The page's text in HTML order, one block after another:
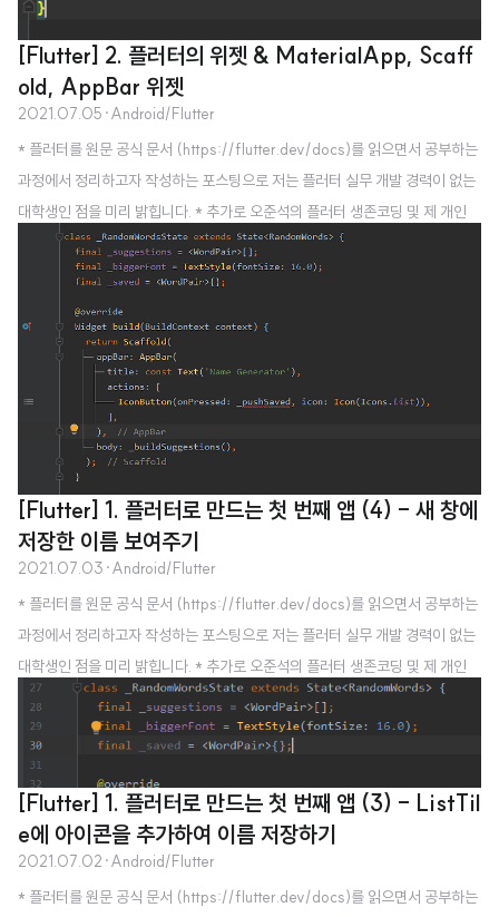
[Flutter] 2. 플러터의 위젯 & MaterialApp, Scaff
old, AppBar 위젯
2021.07.05 ·Android/Flutter
* 플러터를 원문 공식 문서 (https://flutter.dev/docs)를 읽으면서 공부하는
과정에서 정리하고자 작성하는 포스팅으로 저는 플러터 실무 개발 경력이 없는
대학생인 점을 미리 밝힙니다. * 추가로 오준석의 플러터 생존코딩 및 제 개인
경험을 참고하여 작성하고 있습니다. * 오역, 오탈자, 잘못된 내용의 지적은 항
상 감사히 받겠습니다 :) 이번 포스팅부터는 플러터에 대해 근본적인 부분부터
공부해보고자 합니다. 그 시작으로 '위젯'에 대해 공부한 내용을 정리하고자 합
니다. 원본 문서는 아래와 같습니다. https://flutter.dev/docs/developmen
t/ui/widgets-intro Introduction to widgets Learn about Flutter's widg
ets..
[Flutter] 1. 플러터로 만드는 첫 번째 앱 (4) - 새 창에
저장한 이름 보여주기
2021.07.03 ·Android/Flutter
* 플러터를 원문 공식 문서 (https://flutter.dev/docs)를 읽으면서 공부하는
과정에서 정리하고자 작성하는 포스팅으로 저는 플러터 실무 개발 경력이 없는
대학생인 점을 미리 밝힙니다. * 추가로 오준석의 플러터 생존코딩 및 제 개인
경험을 참고하여 작성하고 있습니다. * 오역, 오탈자, 잘못된 내용의 지적은 항
상 감사히 받겠습니다 :) 이 포스팅 역시, 아래 게시글의 내용을 기본으로 합니
다. https://codelabs.developers.google.com/codelabs/first-flutter
-app-pt2#5 첫 Flutter 앱 작성, 2부 | Google Codelabs Flutter는 하나
의 코드베이스를 사용해 모바일, 웹, 데스크톱을 대상으로 아름다운 네이티브
컴파일 애..
[Flutter] 1. 플러터로 만드는 첫 번째 앱 (3) - ListTil
e에 아이콘을 추가하여 이름 저장하기
2021.07.02 ·Android/Flutter
* 플러터를 원문 공식 문서 (https://flutter.dev/docs)를 읽으면서 공부하는